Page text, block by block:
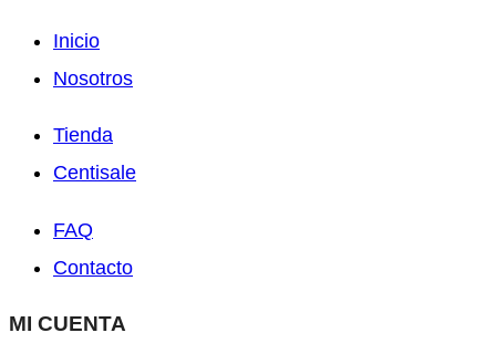
Inicio
Nosotros
Tienda
Centisale
FAQ
Contacto
MI CUENTA